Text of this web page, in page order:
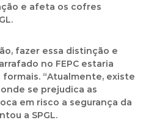
e afeta os cofres
fazer essa distinção e
no FEPC estaria
“Atualmente, existe
se prejudica as
em risco a segurança da
a SPGL.